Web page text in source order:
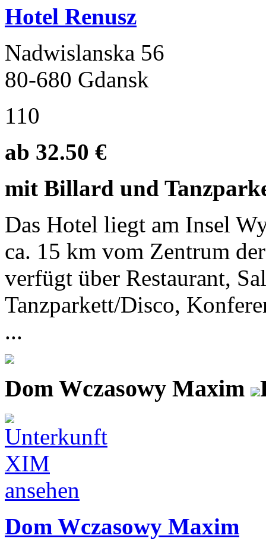
Hotel Renusz
Nadwislanska 56
80-680 Gdansk
110
ab 32.50 €
mit Billard und
Das Hotel liegt am Insel
ca. 15 km vom Zentrum
verfügt über Restaurant,
Tanzparkett/Disco,
...
Dom Wczasowy Maxim
Dom Wczasowy Maxim